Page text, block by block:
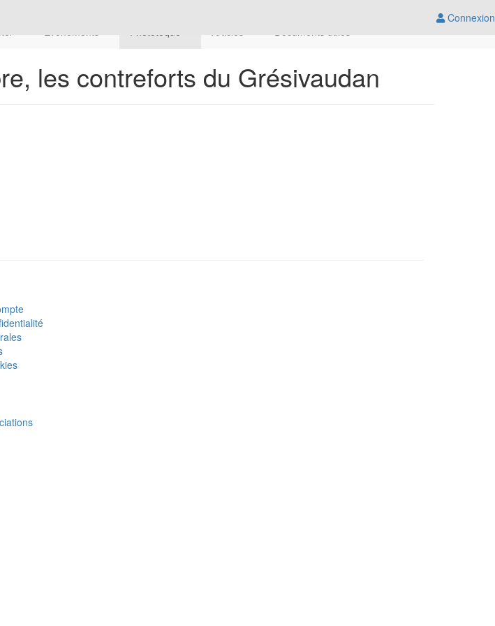
Connexion
Evenements Phototeque Articles Documents utiles
les contreforts du Grésivaudan